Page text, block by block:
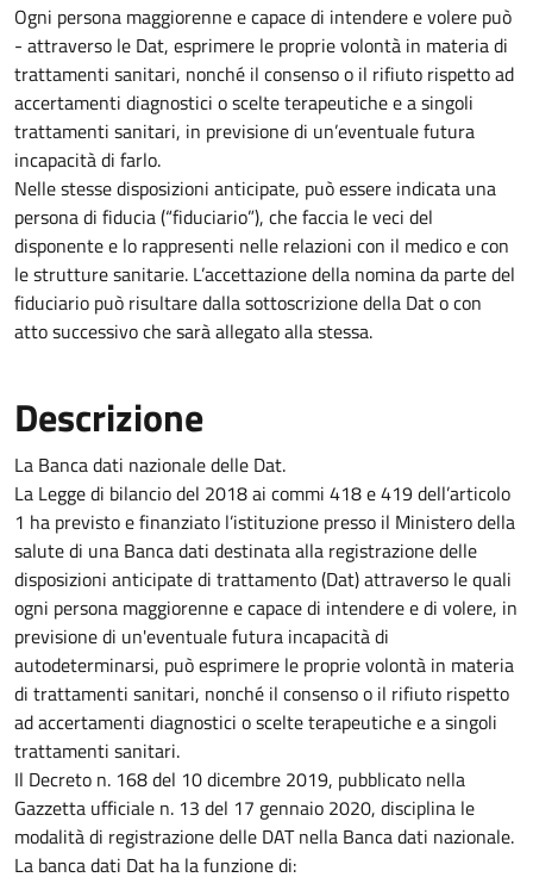
Ogni persona maggiorenne e capace di intendere e volere può
- attraverso le Dat, esprimere le proprie volontà in materia di
trattamenti sanitari, nonché il consenso o il rifiuto rispetto ad
accertamenti diagnostici o scelte terapeutiche e a singoli
trattamenti sanitari, in previsione di un’eventuale futura
incapacità di farlo.
Nelle stesse disposizioni anticipate, può essere indicata una
persona di fiducia (“fiduciario”), che faccia le veci del
disponente e lo rappresenti nelle relazioni con il medico e con
le strutture sanitarie. L’accettazione della nomina da parte del
fiduciario può risultare dalla sottoscrizione della Dat o con
atto successivo che sarà allegato alla stessa.
Descrizione
La Banca dati nazionale delle Dat.
La Legge di bilancio del 2018 ai commi 418 e 419 dell’articolo
1 ha previsto e finanziato l’istituzione presso il Ministero della
salute di una Banca dati destinata alla registrazione delle
disposizioni anticipate di trattamento (Dat) attraverso le quali
ogni persona maggiorenne e capace di intendere e di volere, in
previsione di un'eventuale futura incapacità di
autodeterminarsi, può esprimere le proprie volontà in materia
di trattamenti sanitari, nonché il consenso o il rifiuto rispetto
ad accertamenti diagnostici o scelte terapeutiche e a singoli
trattamenti sanitari.
Il Decreto n. 168 del 10 dicembre 2019, pubblicato nella
Gazzetta ufficiale n. 13 del 17 gennaio 2020, disciplina le
modalità di registrazione delle DAT nella Banca dati nazionale.
La banca dati Dat ha la funzione di: